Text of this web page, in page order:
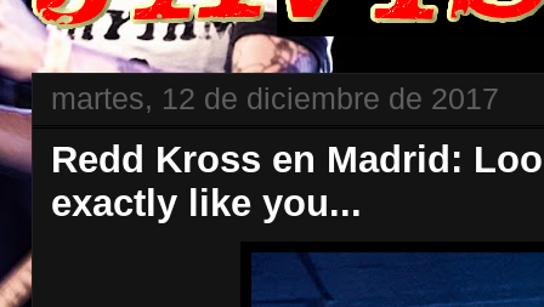
martes, 12 de diciembre de 2017
Redd Kross en Madrid:
exactly like you...